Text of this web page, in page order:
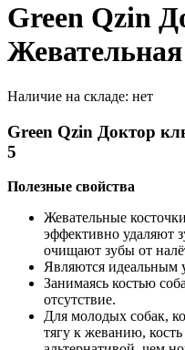
Green Qzin
Наличие на складе: нет
Green Qzin Доктор
5
Полезные свойства
Жевательные
эффективно удаляют
очищают зубы от
Являются идеальным
Занимаясь костью
отсутствие.
Для молодых собак,
тягу к жеванию,